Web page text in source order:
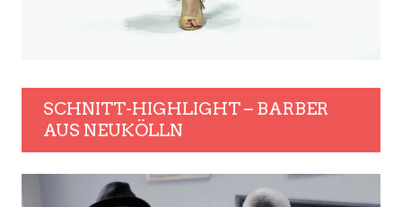
SCHNITT-HIGHLIGHT – BARBER
AUS NEUKÖLLN